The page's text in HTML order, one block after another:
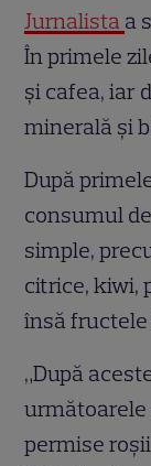
Jurnalista a
În primele
și cafea, iar
minerală și
După
consumul
simple,
citrice, kiwi,
însă fructele
„După
permise